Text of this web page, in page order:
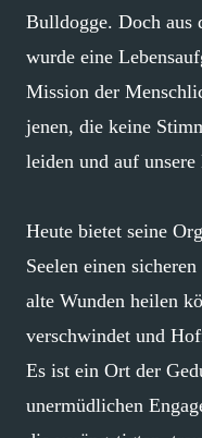
Bulldogge. Doch aus
wurde eine
Mission der
jenen, die keine
leiden und auf
Heute bietet seine
Seelen einen
alte Wunden heilen
verschwindet und
Es ist ein Ort der
unermüdlichen